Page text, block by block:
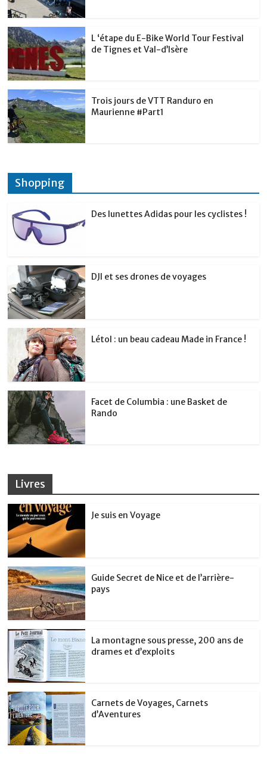
L ‘étape du E-Bike World Tour Festival
de Tignes et Val-d’Isère
Trois jours de VTT Randuro en
Maurienne #Part1
Shopping
Des lunettes Adidas pour les cyclistes !
DJI et ses drones de voyages
Létol : un beau cadeau Made in France !
Facet de Columbia : une Basket de
Rando
Livres
Je suis en Voyage
Guide Secret de Nice et de l’arrière-
pays
La montagne sous presse, 200 ans de
drames et d’exploits
Carnets de Voyages, Carnets
d’Aventures